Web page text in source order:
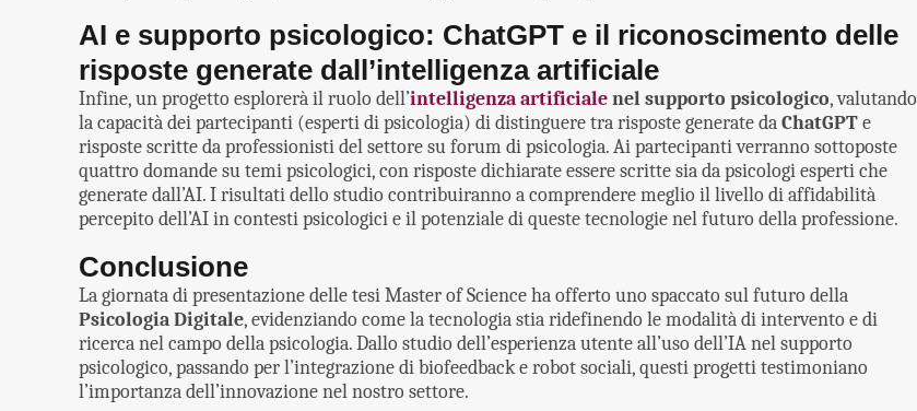
AI e supporto psicologico: ChatGPT e il riconoscimento delle
risposte generate dall’intelligenza artificiale
Infine, un progetto esplorerà il ruolo dell’intelligenza artificialenel supporto psicologico, valutando
la capacità dei partecipanti (esperti di psicologia) di distinguere tra risposte generate daChatGPTe
risposte scritte da professionisti del settore su forum di psicologia. Ai partecipanti verranno sottoposte
quattro domande su temi psicologici, con risposte dichiarate essere scritte sia da psicologi esperti che
generate dall’AI. I risultati dello studio contribuiranno a comprendere meglio il livello di affidabilità
percepito dell’AI in contesti psicologici e il potenziale di queste tecnologie nel futuro della professione.
Conclusione
La giornata di presentazione delle tesi Master of Science ha offerto uno spaccato sul futuro della
Psicologia Digitale, evidenziando come la tecnologia stia ridefinendo le modalità di intervento e di
ricerca nel campo della psicologia. Dallo studio dell’esperienza utente all’uso dell’IA nel supporto
psicologico, passando per l’integrazione di biofeedback e robot sociali, questi progetti testimoniano
l’importanza dell’innovazione nel nostro settore.